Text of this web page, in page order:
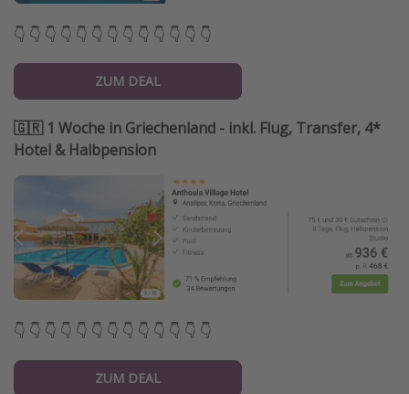
👇 👇 👇 👇 👇 👇 👇 👇 👇 👇 👇 👇 👇
ZUM DEAL
🇬🇷 1 Woche in Griechenland - inkl. Flug, Transfer, 4*
Hotel & Halbpension
👇 👇 👇 👇 👇 👇 👇 👇 👇 👇 👇 👇 👇
ZUM DEAL